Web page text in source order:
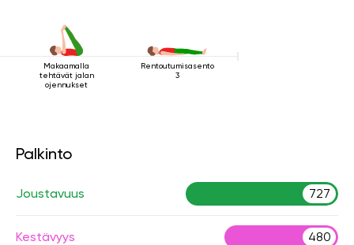
Makaamalla
tehtävät jalan
ojennukset
Rentoutumisasento
3
Palkinto
Joustavuus 727
Kestävyys 480